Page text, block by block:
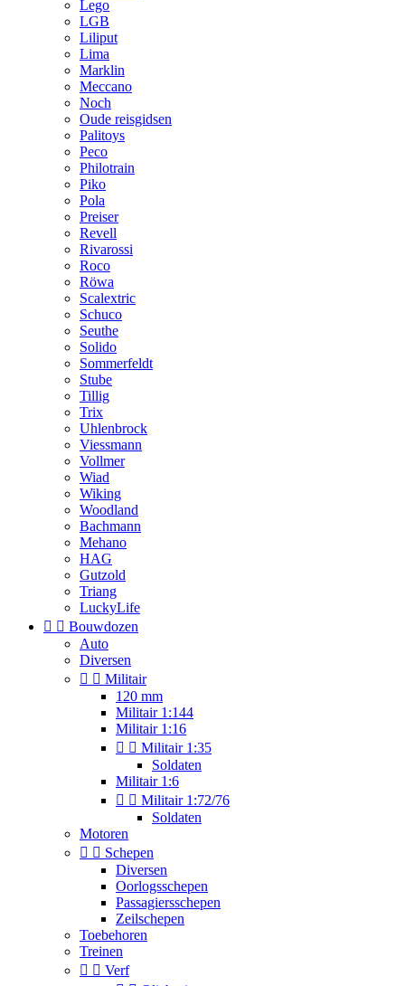
Lego
LGB
Liliput
Lima
Marklin
Meccano
Noch
Oude reisgidsen
Palitoys
Peco
Philotrain
Piko
Pola
Preiser
Revell
Rivarossi
Roco
Röwa
Scalextric
Schuco
Seuthe
Solido
Sommerfeldt
Stube
Tillig
Trix
Uhlenbrock
Viessmann
Vollmer
Wiad
Wiking
Woodland
Bachmann
Mehano
HAG
Gutzold
Triang
LuckyLife
  Bouwdozen
Auto
Diversen
  Militair
120 mm
Militair 1:144
Militair 1:16
  Militair 1:35
Soldaten
Militair 1:6
  Militair 1:72/76
Soldaten
Motoren
  Schepen
Diversen
Oorlogsschepen
Passagiersschepen
Zeilschepen
Toebehoren
Treinen
  Verf